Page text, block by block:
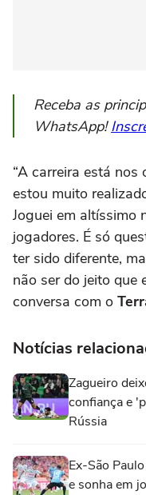
Receba as
WhatsApp!
“A carreira está nos
estou muito
Joguei em altíssimo
jogadores. É só
ter sido diferente,
não ser do jeito que
conversa com o
Notícias
Zagueiro
confiança e
Rússia
Ex-São
e sonha em